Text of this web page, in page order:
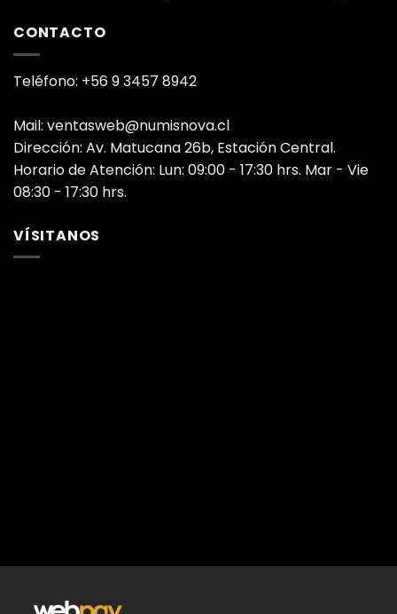
CONTACTO
Teléfono: +56 9 3457 8942
Mail: ventasweb@numisnova.cl
Dirección: Av. Matucana 26b, Estación Central.
Horario de Atención: Lun: 09:00 - 17:30 hrs. Mar - Vie
08:30 - 17:30 hrs.
VÍSITANOS